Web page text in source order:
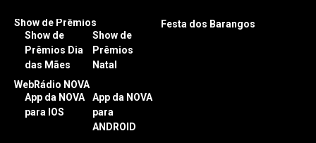
Show de Prêmios
Show de
Prêmios Dia
das Mães
Show de
Prêmios
Natal
Festa dos Barangos
WebRádio NOVA
App da NOVA
para IOS
App da NOVA
para
ANDROID